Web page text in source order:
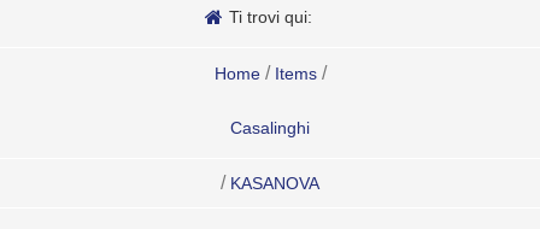
Ti trovi qui:
Home / Items /
Casalinghi
/ KASANOVA